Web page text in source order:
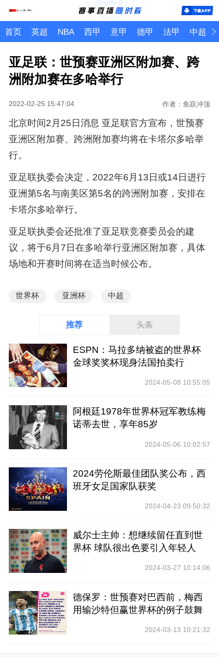
首页 英超 NBA 西甲 意甲 德甲 法甲 中超
亚足联：世预赛亚洲区附加赛、跨
洲附加赛在多哈举行
2022-02-25 15:47:04 作者：鱼跃冲顶
北京时间2月25日消息 亚足联官方宣布，世预赛
亚洲区附加赛、跨洲附加赛均将在卡塔尔多哈举
行。
亚足联执委会决定，2022年6月13日或14日进行
亚洲第5名与南美区第5名的跨洲附加赛，安排在
卡塔尔多哈举行。
亚足联执委会还批准了亚足联竞赛委员会的建
议，将于6月7日在多哈举行亚洲区附加赛，具体
场地和开赛时间将在适当时候公布。
世界杯 亚洲杯 中超
推荐 头条
ESPN：马拉多纳被盗的世界杯
金球奖奖杯现身法国拍卖行
2024-05-08 10:55:05
阿根廷1978年世界杯冠军教练梅
诺蒂去世，享年85岁
2024-05-06 10:02:57
2024劳伦斯最佳团队奖公布，西
班牙女足国家队获奖
2024-04-23 09:50:32
威尔士主帅：想继续留任直到世
界杯 球队很出色要引入年轻人
2024-03-27 10:14:06
德保罗：世预赛对巴西前，梅西
用输沙特但赢世界杯的例子鼓舞
2024-03-13 10:21:32